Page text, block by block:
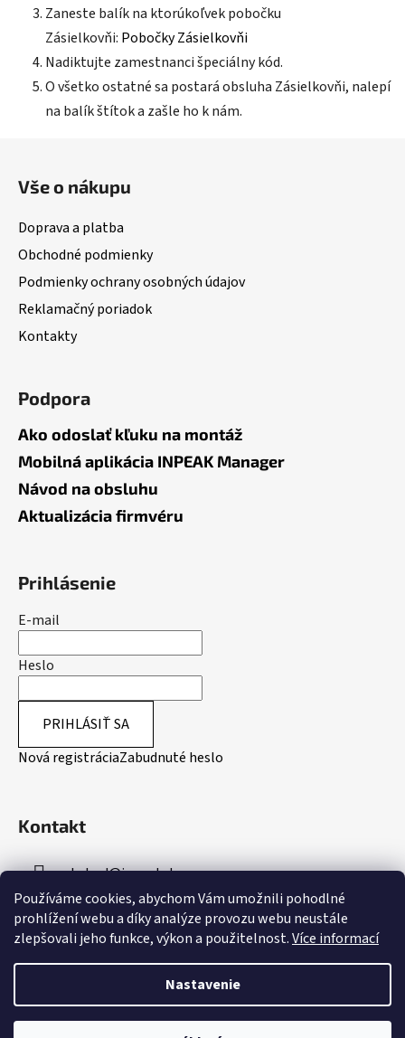
Používáme cookies, abychom Vám umožnili pohodlné
prohlížení webu a díky analýze provozu webu neustále
zlepšovali jeho funkce, výkon a použitelnost.Více informací
Nastavenie
Zaneste balík na ktorúkoľvek pobočku
Zásielkovňi: Pobočky Zásielkovňi
Nadiktujte zamestnanci špeciálny kód.
O všetko ostatné sa postará obsluha Zásielkovňi, nalepí
na balík štítok a zašle ho k nám.
Vše o nákupu
Doprava a platba
Obchodné podmienky
Podmienky ochrany osobných údajov
Reklamačný poriadok
Kontakty
Podpora
Ako odoslať kľuku na montáž
Mobilná aplikácia INPEAK Manager
Návod na obsluhu
Aktualizácia firmvéru
Prihlásenie
E-mail
Heslo
PRIHLÁSIŤ SA
Nová registráciaZabudnuté heslo
Kontakt
obchod@inpeakstore.cz
+420 799 512 790